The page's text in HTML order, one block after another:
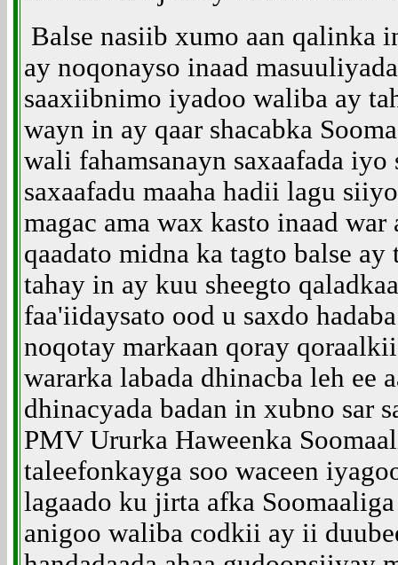
Balse nasiib xumo aan qalinka
ay noqonayso inaad
saaxiibnimo iyadoo waliba ay
wayn in ay qaar shacabka
wali fahamsanayn saxaafada iyo
saxaafadu maaha hadii lagu
magac ama wax kasto inaad
qaadato midna ka tagto balse
tahay in ay kuu sheegto
faa'iidaysato ood u saxdo
noqotay markaan qoray
wararka labada dhinacba leh ee
dhinacyada badan in xubno sar
PMV Ururka Haweenka
taleefonkayga soo waceen
lagaado ku jirta afka
anigoo waliba codkii ay ii